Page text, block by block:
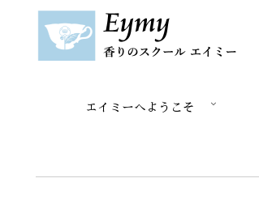
エイミーへようこそ